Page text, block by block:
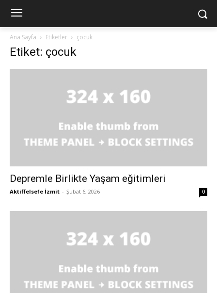
Ana Sayfa Etiketler çocuk
Etiket: çocuk
Depremle Birlikte Yaşam eğitimleri
Aktiffelsefe İzmit - Şubat 6, 2026 0